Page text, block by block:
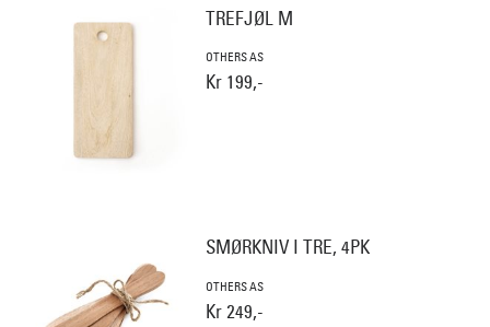
TREFJØL M
OTHERS AS
Kr 199,-
SMØRKNIV I TRE, 4PK
OTHERS AS
Kr 249,-